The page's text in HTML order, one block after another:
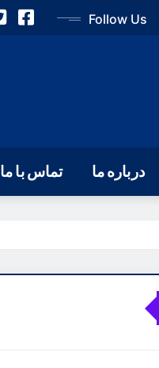
Follow Us
درباره ما تماس با ما